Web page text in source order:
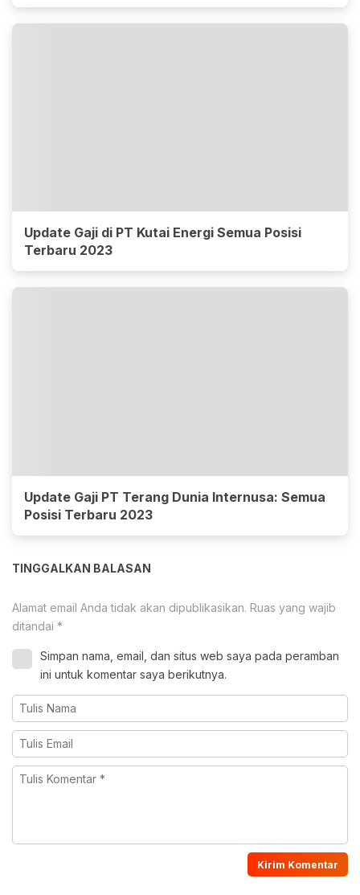
Update Gaji di PT Kutai Energi Semua Posisi
Terbaru 2023
Update Gaji PT Terang Dunia Internusa: Semua
Posisi Terbaru 2023
TINGGALKAN BALASAN
Alamat email Anda tidak akan dipublikasikan. Ruas yang wajib
ditandai *
Simpan nama, email, dan situs web saya pada peramban
ini untuk komentar saya berikutnya.